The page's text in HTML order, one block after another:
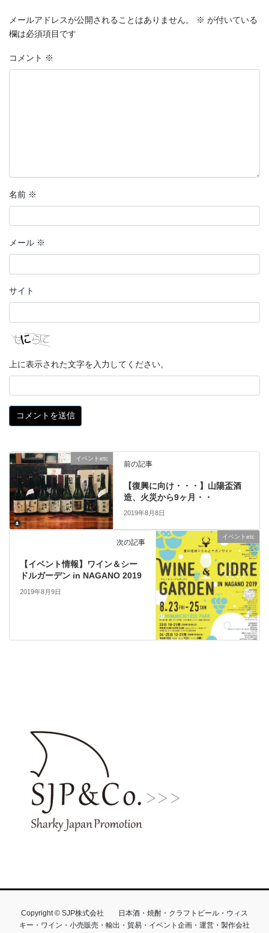
メールアドレスが公開されることはありません。 ※ が付いている
欄は必須項目です
コメント ※
名前 ※
メール ※
サイト
上に表示された文字を入力してください。
イベントetc
前の記事
【復興に向け・・・】山陽盃酒
造、火災から9ヶ月・・
2019年8月8日
イベントetc
次の記事
【イベント情報】ワイン＆シー
ドルガーデン in NAGANO 2019
2019年8月9日
Copyright © SJP株式会社 日本酒・焼酎・クラフトビール・ウィス
キー・ワイン・小売販売・輸出・貿易・イベント企画・運営・製作会社